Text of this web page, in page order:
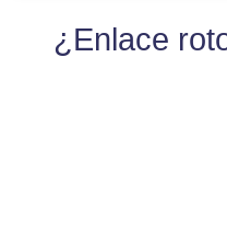
¿Enlace